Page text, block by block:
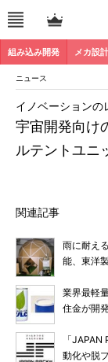
組み込み開発 メカ設計
ニュース
宇宙開発向け
ルテントユニ
イノベーションの
関連記事
雨に耐え
能、東洋
業界最軽
住金が開
「
動化や脱